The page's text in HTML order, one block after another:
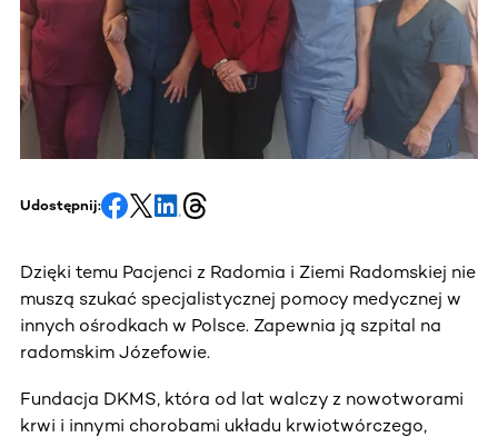
Udostępnij:
Dzięki temu Pacjenci z Radomia i Ziemi Radomskiej nie
muszą szukać specjalistycznej pomocy medycznej w
innych ośrodkach w Polsce. Zapewnia ją szpital na
radomskim Józefowie.
Fundacja DKMS, która od lat walczy z nowotworami
krwi i innymi chorobami układu krwiotwórczego,